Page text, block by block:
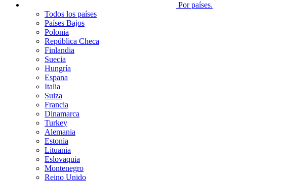
Por países.
Todos los países
Países Bajos
Polonia
República Checa
Finlandia
Suecia
Hungría
Espana
Italia
Suiza
Francia
Dinamarca
Turkey
Alemania
Estonia
Lituania
Eslovaquia
Montenegro
Reino Unido